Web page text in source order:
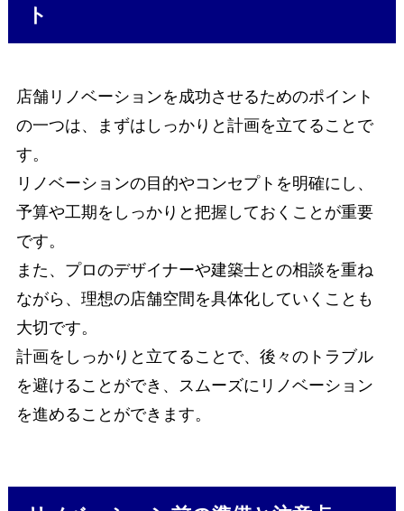
ト
店舗リノベーションを成功させるためのポイント
の一つは、まずはしっかりと計画を立てることで
す。
リノベーションの目的やコンセプトを明確にし、
予算や工期をしっかりと把握しておくことが重要
です。
また、プロのデザイナーや建築士との相談を重ね
ながら、理想の店舗空間を具体化していくことも
大切です。
計画をしっかりと立てることで、後々のトラブル
を避けることができ、スムーズにリノベーション
を進めることができます。